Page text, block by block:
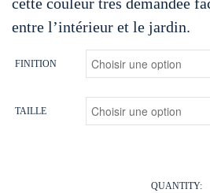
entre l’intérieur et le jardin.
FINITION
TAILLE
QUANTITY: